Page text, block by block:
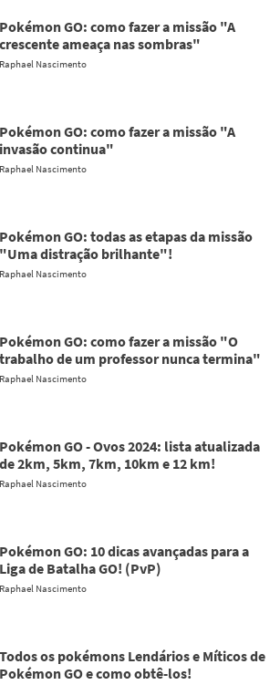
Pokémon GO: como fazer a missão "A
crescente ameaça nas sombras"
Raphael Nascimento
Pokémon GO: como fazer a missão "A
invasão continua"
Raphael Nascimento
Pokémon GO: todas as etapas da missão
"Uma distração brilhante"!
Raphael Nascimento
Pokémon GO: como fazer a missão "O
trabalho de um professor nunca termina"
Raphael Nascimento
Pokémon GO - Ovos 2024: lista atualizada
de 2km, 5km, 7km, 10km e 12 km!
Raphael Nascimento
Pokémon GO: 10 dicas avançadas para a
Liga de Batalha GO! (PvP)
Raphael Nascimento
Todos os pokémons Lendários e Míticos de
Pokémon GO e como obtê-los!